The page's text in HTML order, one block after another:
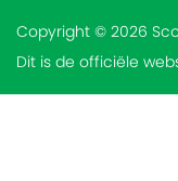
Copyright © 2026
Dit is de officiële